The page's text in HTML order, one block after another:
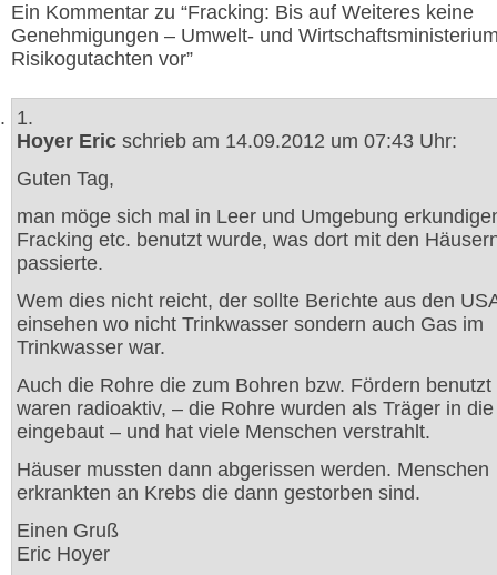
Ein Kommentar zu “Fracking: Bis auf Weiteres keine
Genehmigungen – Umwelt- und
Risikogutachten vor”
1.
Hoyer Eric schrieb am 14.09.2012 um 07:43 Uhr:
Guten Tag,
man möge sich mal in Leer und Umgebung
Fracking etc. benutzt wurde, was dort mit den
passierte.
Wem dies nicht reicht, der sollte Berichte aus den
einsehen wo nicht Trinkwasser sondern auch Gas im
Trinkwasser war.
Auch die Rohre die zum Bohren bzw. Fördern benutzt
waren radioaktiv, – die Rohre wurden als Träger in
eingebaut – und hat viele Menschen verstrahlt.
Häuser mussten dann abgerissen werden. Menschen
erkrankten an Krebs die dann gestorben sind.
Einen Gruß
Eric Hoyer